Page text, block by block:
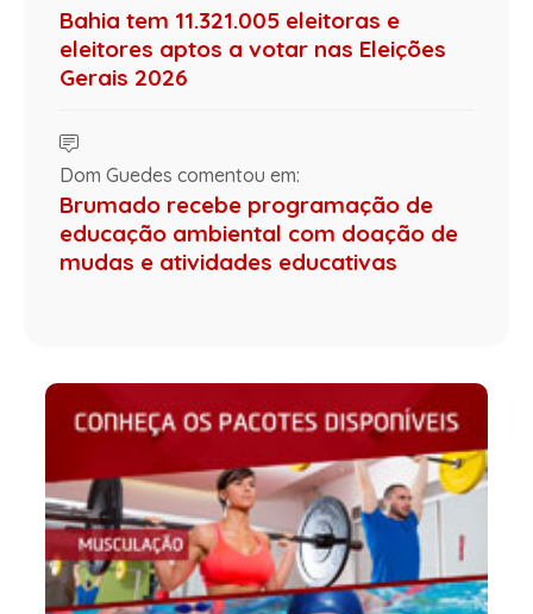
Bahia tem 11.321.005 eleitoras e
eleitores aptos a votar nas Eleições
Gerais 2026
Dom Guedes comentou em:
Brumado recebe programação de
educação ambiental com doação de
mudas e atividades educativas